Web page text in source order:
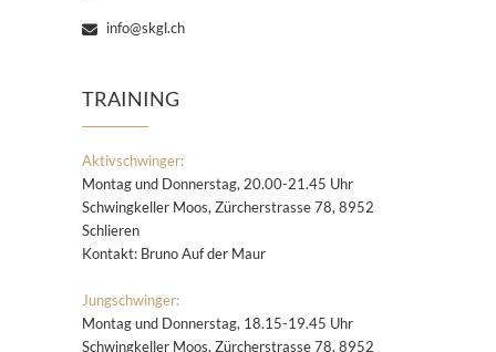
info@skgl.ch
TRAINING
Aktivschwinger:
Montag und Donnerstag, 20.00-21.45 Uhr
Schwingkeller Moos, Zürcherstrasse 78, 8952
Schlieren
Kontakt: Bruno Auf der Maur
Jungschwinger:
Montag und Donnerstag, 18.15-19.45 Uhr
Schwingkeller Moos, Zürcherstrasse 78, 8952